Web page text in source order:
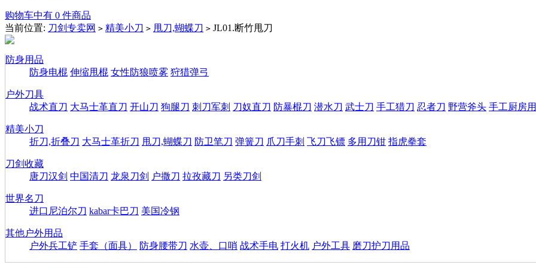
购物车中有 0 件商品
当前位置: 刀剑专卖网 > 精美小刀 > 甩刀,蝴蝶刀 > JL01.断竹甩刀
防身用品
防身电棍 伸缩甩棍 女性防狼喷雾 狩猎弹弓
户外刀具
战术直刀 大马士革直刀 开山刀 狗腿刀 刺刀军刺 刀奴直刀 防暴棍刀 潜水刀 武士刀 手工猎刀 忍者刀 野营斧头 手工厨房
精美小刀
折刀,折叠刀 大马士革折刀 甩刀,蝴蝶刀 防卫笔刀 弹簧刀 爪刀手刺 飞刀飞镖 多用刀钳 指虎拳套
刀剑收藏
唐刀汉剑 中国清刀 龙泉刀剑 户撒刀 拉孜藏刀 另类刀剑
世界名刀
进口尼泊尔刀 kabar卡巴刀 美国冷钢
其他户外用品
户外兵工铲 手套（面具） 防身腰带刀 水壶、口哨 战术手电 打火机 户外工具 磨刀护刀用品